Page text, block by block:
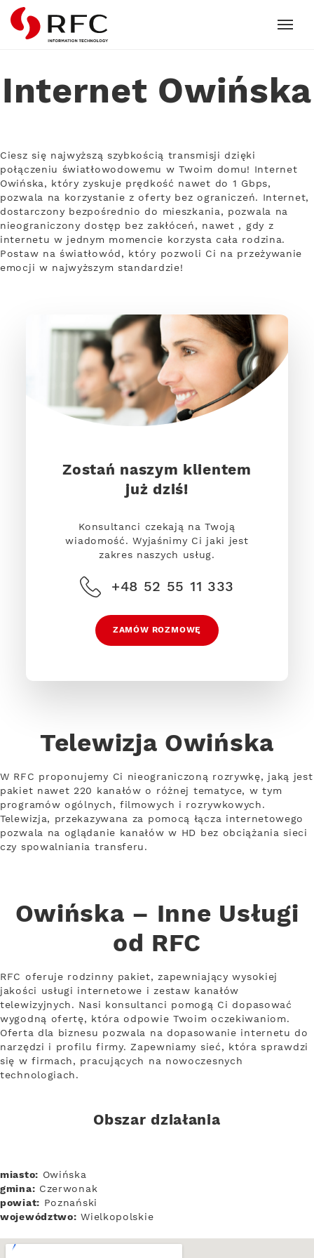
RFC
Internet Owińska
Ciesz się najwyższą szybkością transmisji dzięki
połączeniu światłowodowemu w Twoim domu! Internet
Owińska, który zyskuje prędkość nawet do 1 Gbps,
pozwala na korzystanie z oferty bez ograniczeń. Internet,
dostarczony bezpośrednio do mieszkania, pozwala na
nieograniczony dostęp bez zakłóceń, nawet , gdy z
internetu w jednym momencie korzysta cała rodzina.
Postaw na światłowód, który pozwoli Ci na przeżywanie
emocji w najwyższym standardzie!
Zostań naszym klientem
już dziś!
Konsultanci czekają na Twoją
wiadomość. Wyjaśnimy Ci jaki jest
zakres naszych usług.
+48 52 55 11 333
ZAMÓW ROZMOWĘ
Telewizja Owińska
W RFC proponujemy Ci nieograniczoną rozrywkę, jaką jest
pakiet nawet 220 kanałów o różnej tematyce, w tym
programów ogólnych, filmowych i rozrywkowych.
Telewizja, przekazywana za pomocą łącza internetowego
pozwala na oglądanie kanałów w HD bez obciążania sieci
czy spowalniania transferu.
Owińska – Inne Usługi
od RFC
RFC oferuje rodzinny pakiet, zapewniający wysokiej
jakości usługi internetowe i zestaw kanałów
telewizyjnych. Nasi konsultanci pomogą Ci dopasować
wygodną ofertę, która odpowie Twoim oczekiwaniom.
Oferta dla biznesu pozwala na dopasowanie internetu do
narzędzi i profilu firmy. Zapewniamy sieć, która sprawdzi
się w firmach, pracujących na nowoczesnych
technologiach.
Obszar działania
miasto: Owińska
gmina: Czerwonak
powiat: Poznański
województwo: Wielkopolskie